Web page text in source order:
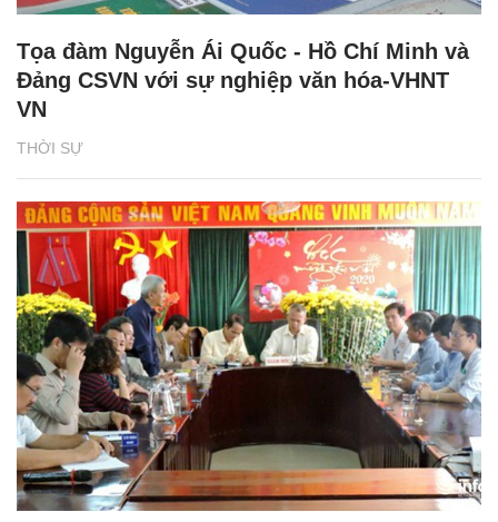
THỜI SỰ
Tọa đàm Nguyễn Ái Quốc - Hồ Chí Minh và
Đảng CSVN với sự nghiệp văn hóa-VHNT
VN